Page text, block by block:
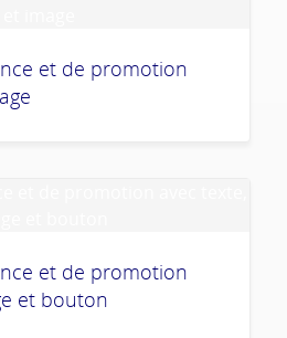
et de promotion
et de promotion
et bouton